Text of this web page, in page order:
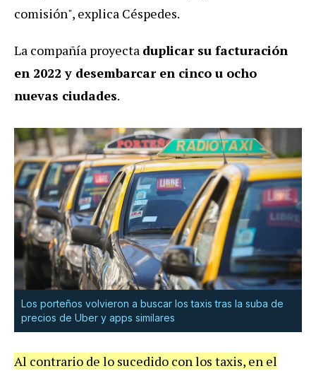
comisión", explica Céspedes.
La compañía proyecta duplicar su facturación
en 2022y desembarcar en cinco u ocho
nuevas ciudades.
Los porteños volvieron a buscar los taxis tras la suba de
precios de Uber y apps similares
Al contrario de lo sucedido con los taxis, en el